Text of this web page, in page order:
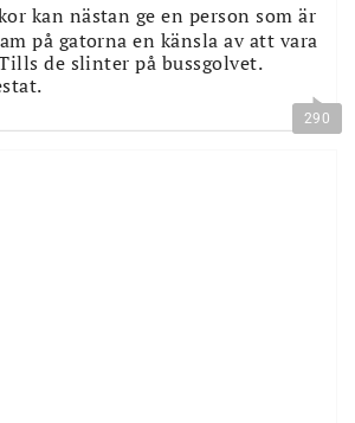
kan nästan ge en person som är
på gatorna en känsla av att vara
de slinter på bussgolvet.
290